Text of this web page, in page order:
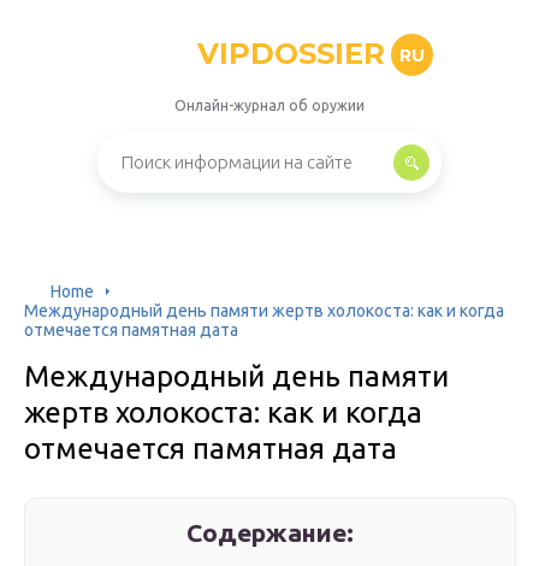
VIPDOSSIER RU
Онлайн-журнал об оружии
Home
Международный день памяти жертв холокоста: как и когда
отмечается памятная дата
Международный день памяти
жертв холокоста: как и когда
отмечается памятная дата
Содержание: